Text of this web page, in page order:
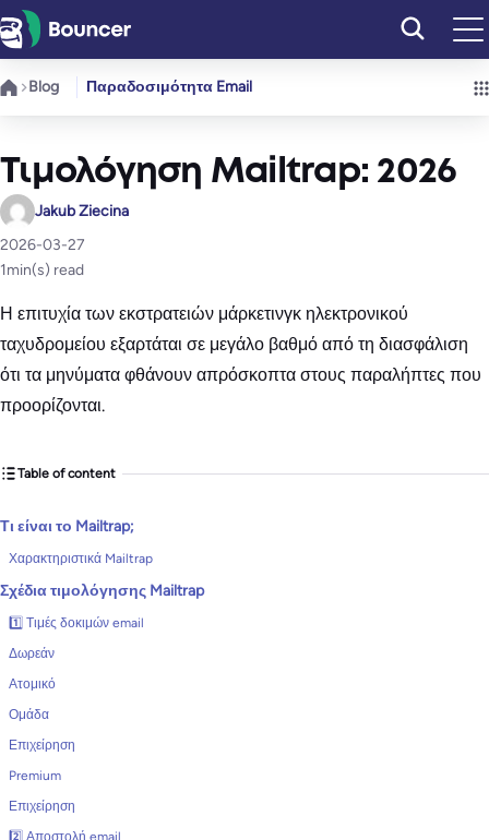
Μετάβαση
στο
περιεχόμενο
Blog Παραδοσιμότητα Email
Τιμολόγηση Mailtrap: 2026
Jakub Ziecina
2026-03-27
1min(s) read
Η επιτυχία των εκστρατειών μάρκετινγκ ηλεκτρονικού
ταχυδρομείου εξαρτάται σε μεγάλο βαθμό από τη διασφάλιση
ότι τα μηνύματα φθάνουν απρόσκοπτα στους παραλήπτες που
προορίζονται.
Table of content
Τι είναι το Mailtrap;
Χαρακτηριστικά Mailtrap
Σχέδια τιμολόγησης Mailtrap
1️⃣ Τιμές δοκιμών email
Δωρεάν
Ατομικό
Ομάδα
Επιχείρηση
Premium
Επιχείρηση
2️⃣ Αποστολή email